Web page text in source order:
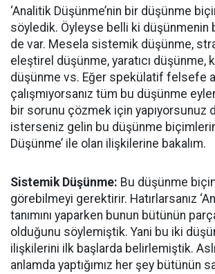
‘Analitik Düşünme’nin bir düşünme
söyledik. Öyleyse belli ki düşünmenin
de var. Mesela sistemik düşünme,
eleştirel düşünme, yaratıcı düşünme,
düşünme vs. Eğer spekülatif felsefe
çalışmıyorsanız tüm bu düşünme
bir sorunu çözmek için yapıyorsunuz
isterseniz gelin bu düşünme
Düşünme’ ile olan ilişkilerine bakalım.
Sistemik Düşünme: Bu düşünme
görebilmeyi gerektirir. Hatırlarsanız
tanımını yaparken bunun bütünün
olduğunu söylemiştik. Yani bu iki
ilişkilerini ilk başlarda belirlemiştik.
anlamda yaptığımız her şey bütünün